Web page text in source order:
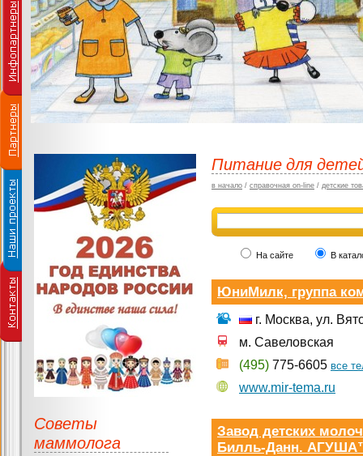
Питание для
в начало / справочная on-line / детские
На сайте В
ЮниМилк, группа
г. Москва, ул.
м. Савеловская
(495) 775-6605 все
www.mir-tema.ru
Завод детских
Билль-Данн.
Советы
маммолога